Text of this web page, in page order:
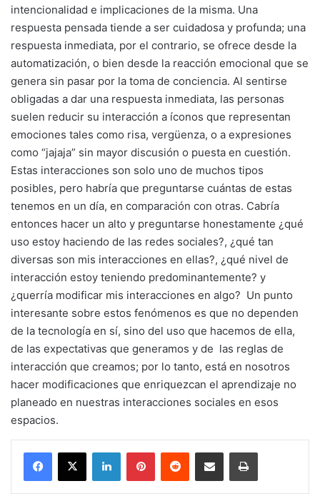
intencionalidad e implicaciones de la misma. Una
respuesta pensada tiende a ser cuidadosa y profunda; una
respuesta inmediata, por el contrario, se ofrece desde la
automatización, o bien desde la reacción emocional que se
genera sin pasar por la toma de conciencia. Al sentirse
obligadas a dar una respuesta inmediata, las personas
suelen reducir su interacción a íconos que representan
emociones tales como risa, vergüenza, o a expresiones
como “jajaja” sin mayor discusión o puesta en cuestión.
Estas interacciones son solo uno de muchos tipos
posibles, pero habría que preguntarse cuántas de estas
tenemos en un día, en comparación con otras. Cabría
entonces hacer un alto y preguntarse honestamente ¿qué
uso estoy haciendo de las redes sociales?, ¿qué tan
diversas son mis interacciones en ellas?, ¿qué nivel de
interacción estoy teniendo predominantemente? y
¿querría modificar mis interacciones en algo? Un punto
interesante sobre estos fenómenos es que no dependen
de la tecnología en sí, sino del uso que hacemos de ella,
de las expectativas que generamos y de las reglas de
interacción que creamos; por lo tanto, está en nosotros
hacer modificaciones que enriquezcan el aprendizaje no
planeado en nuestras interacciones sociales en esos
espacios.
LinkedInPinterestReddit Share via Email Print